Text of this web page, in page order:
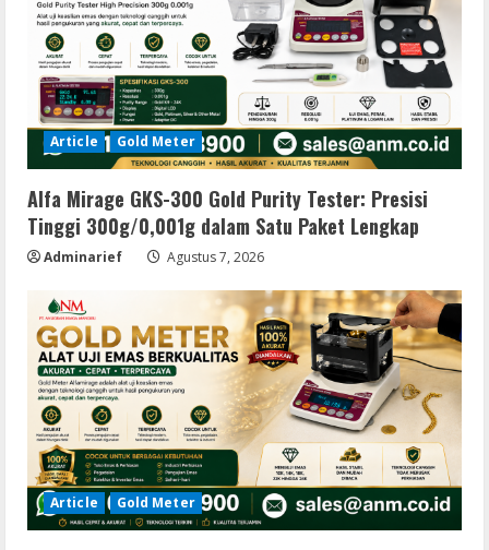
Article Gold Meter
Alfa Mirage GKS-300 Gold Purity Tester: Presisi
Tinggi 300g/0,001g dalam Satu Paket Lengkap
Adminarief Agustus 7, 2026
Article Gold Meter